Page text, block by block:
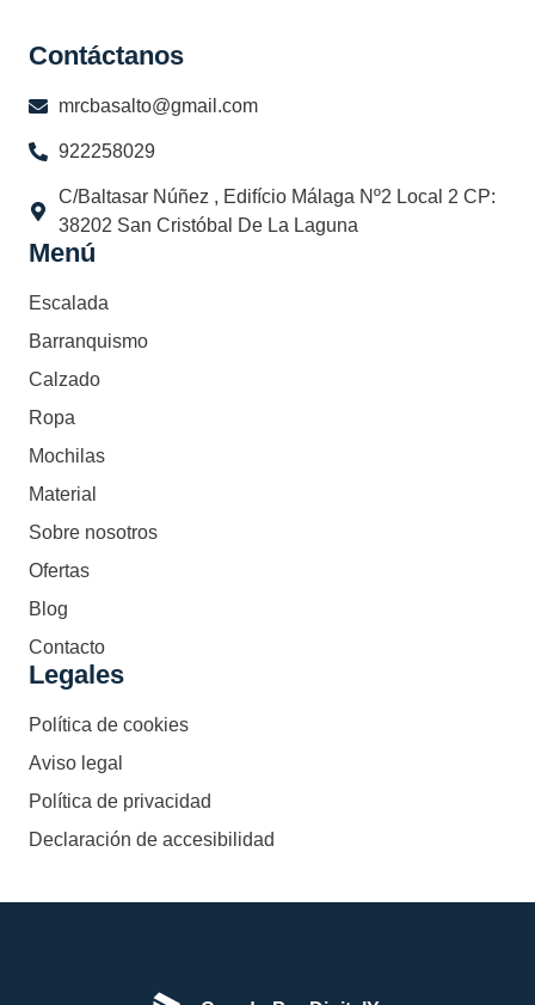
Menú
Escalada
Barranquismo
Calzado
Ropa
Mochilas
Material
Sobre nosotros
Ofertas
Blog
Contacto
Legales
Política de cookies
Aviso legal
Política de privacidad
Declaración de accesibilidad
Contáctanos
mrcbasalto@gmail.com
922258029
C/Baltasar Núñez , Edifício Málaga Nº2 Local 2 CP:
38202 San Cristóbal De La Laguna